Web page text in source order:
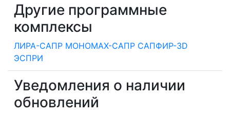
Другие программные
комплексы
ЛИРА-САПР МОНОМАХ-САПР САПФИР-3D
ЭСПРИ
Уведомления о наличии
обновлений